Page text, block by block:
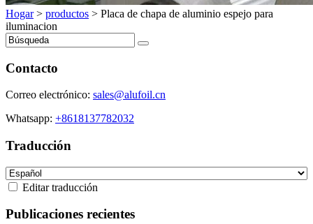
Hogar> productos > Placa de chapa de aluminio espejo para
iluminacion
Contacto
Correo electrónico: sales@alufoil.cn
Whatsapp: +8618137782032
Traducción
Editar traducción
Publicaciones recientes